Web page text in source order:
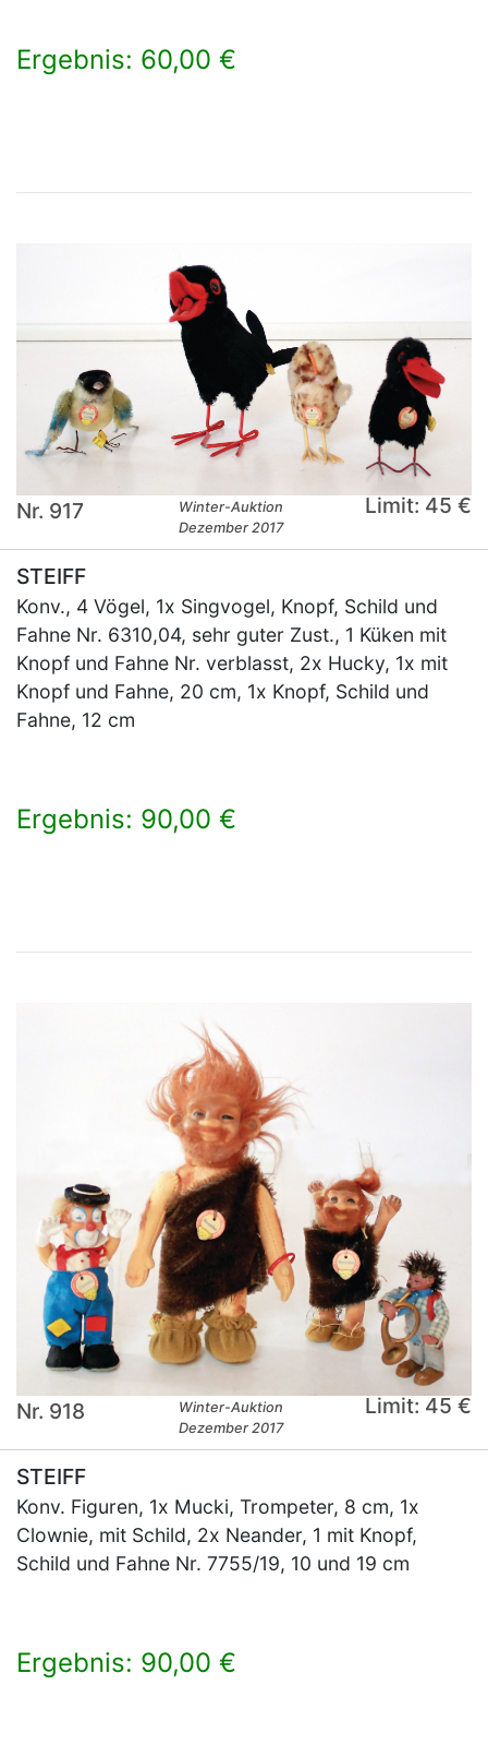
Ergebnis: 60,00 €
Nr. 917
Winter-Auktion
Dezember 2017
Limit: 45 €
STEIFF
Konv., 4 Vögel, 1x Singvogel, Knopf, Schild und
Fahne Nr. 6310,04, sehr guter Zust., 1 Küken mit
Knopf und Fahne Nr. verblasst, 2x Hucky, 1x mit
Knopf und Fahne, 20 cm, 1x Knopf, Schild und
Fahne, 12 cm
Ergebnis: 90,00 €
Nr. 918
Winter-Auktion
Dezember 2017
Limit: 45 €
STEIFF
Konv. Figuren, 1x Mucki, Trompeter, 8 cm, 1x
Clownie, mit Schild, 2x Neander, 1 mit Knopf,
Schild und Fahne Nr. 7755/19, 10 und 19 cm
Ergebnis: 90,00 €